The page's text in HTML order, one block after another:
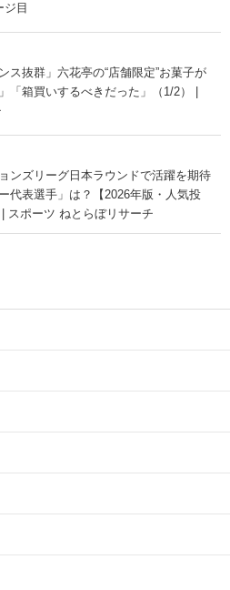
ジ目
ス抜群」六花亭の“店舗限定”お菓子が
箱買いするべきだった」（1/2） |
ンズリーグ日本ラウンドで活躍を期待
代表選手」は？【2026年版・人気投
スポーツ ねとらぼリサーチ